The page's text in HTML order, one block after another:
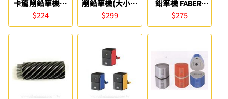
卡龍削鉛筆機功
能組 SDI
$224
削鉛筆機(大小通
吃) KW-triO
$299
鉛筆機 FABER-
CASTELL
$275